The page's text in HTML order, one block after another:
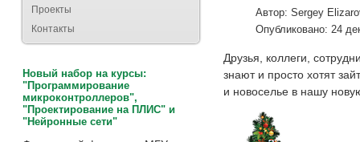
Проекты
Контакты
Новый набор на курсы:
"Программирование
микроконтроллеров",
"Проектирование на ПЛИС" и
"Нейронные сети"
Автор: Sergey
Опубликовано: 24
Друзья, коллеги,
знают и просто хотят
и новоселье в нашу